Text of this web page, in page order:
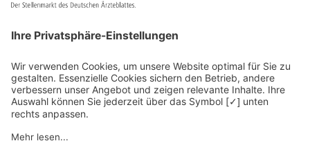
Kontakt
Datenschutz
Newsletter